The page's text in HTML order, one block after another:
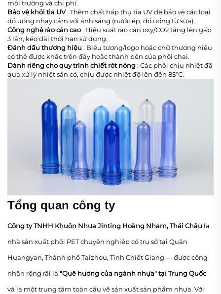
môi trường và chi phí.
Bảo vệ khỏi tia UV: Thêm chất hấp thụ tia UV để bảo vệ các loại
đồ uống nhạy cảm với ánh sáng (nước ép, đồ uống từ sữa).
Công nghệ rào cản cao: Hiệu suất rào cản oxy/CO2 tăng lên gấp
3 lần, kéo dài thời hạn sử dụng.
Đánh dấu thương hiệu : Biểu tượng/logo hoặc chữ thương hiệu
có thể được khắc trên đáy hoặc thành bên của phôi chai.
Dành riêng cho quy trình chiết rót nóng: Các phôi chịu nhiệt đã
qua xử lý nhiệt sẵn có, chịu được nhiệt độ lên đến 85°C.
Tổng quan công ty
Công ty TNHH Khuôn Nhựa Jinting Hoàng Nham, Thái Châu là
nhà sản xuất phôi PET chuyên nghiệp có trụ sở tại Quận
Huangyan, Thành phố Taizhou, Tỉnh Chiết Giang — được công
nhận rộng rãi là "Quê hương của ngành nhựa" tại Trung Quốc
và là một trung tâm toàn cầu về sản xuất sản phẩm nhựa. Với